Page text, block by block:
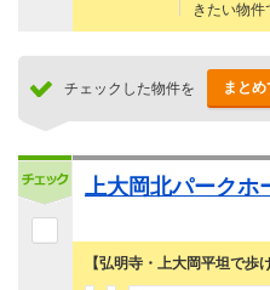
きたい物件
チェックした物件を まと
上大岡北パーク
【弘明寺・上大岡平坦で